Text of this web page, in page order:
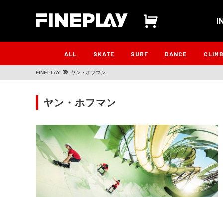
ALL SKATE SURF DANCE CLIMB
FINEPLAY ヤン・ホフマン
ヤン・ホフマン